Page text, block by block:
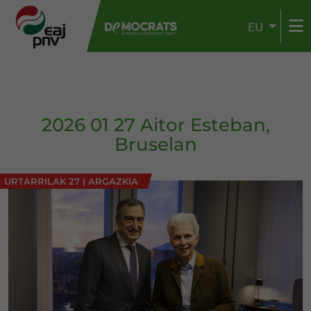
EU
2026 01 27 Aitor Esteban,
Bruselan
URTARRILAK 27 | ARGAZKIA